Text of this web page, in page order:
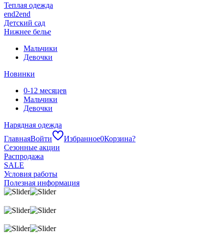
Теплая одежда
end2end
Детский сад
Нижнее белье
Мальчики
Девочки
Новинки
0-12 месяцев
Мальчики
Девочки
Нарядная одежда
ГлавнаяВойти Избранное0Корзина?
Сезонные акции
Распродажа
SALE
Условия работы
Полезная информация